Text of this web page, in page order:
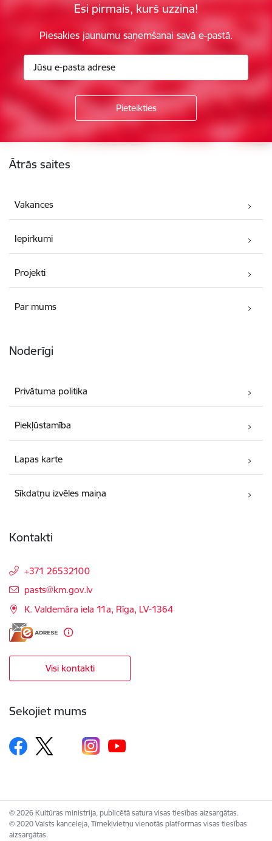
Esi pirmais, kurš uzzina!
Piesakies jaunumu saņemšanai savā e-pastā.
Ātrās saites
Vakances
Iepirkumi
Projekti
Par mums
Noderīgi
Privātuma politika
Piekļūstamība
Lapas karte
Sīkdatņu izvēles maiņa
Kontakti
+371 26532100
E-pasts:
pasts@km.gov.lv
K. Valdemāra iela 11a, Rīga, LV-1364
Visi kontakti
Sekojiet mums
© 2026 Kultūras ministrija, publicētā satura visas tiesības aizsargātas.
© 2020 Valsts kanceleja, Tīmekļvietņu vienotās platformas visas tiesības
aizsargātas.